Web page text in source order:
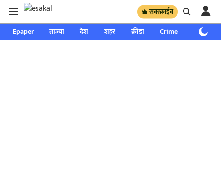
सबस्क्राईब
Epaper ताज्या देश शहर क्रीडा Crime साप्ताहिक